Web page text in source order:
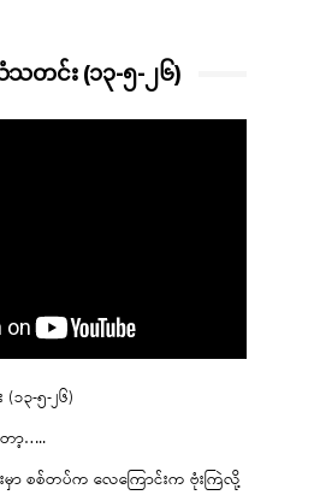
သတင်း (၁၃-၅-၂၆)
၃-၅-၂၆)
ာ့…..
းမှာ စစ်တပ်က လေကြောင်းက ဗုံးကြဲလို့